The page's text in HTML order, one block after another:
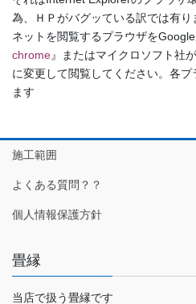
為、ＨＰがバグッている訳では有り
ネットを閲覧するプラウザを
chrome』またはマイクロソフト社
に変更して閲覧してください。各
ます
施工範囲
よくある質問？？
個人情報保護方針
畳縁
当店で扱う畳縁です